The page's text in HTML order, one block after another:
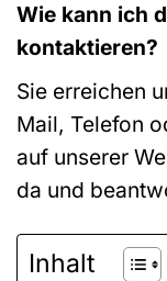
Wie kann ich
kontaktieren?
Sie erreichen
Mail, Telefon
auf unserer
da und
Inhalt